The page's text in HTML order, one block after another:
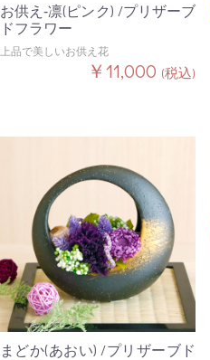
お供え‐凛(ピンク) /プリザーブ
ドフラワー
上品で美しいお供え花
￥11,000 (税込)
まどか(あおい) /プリザーブド